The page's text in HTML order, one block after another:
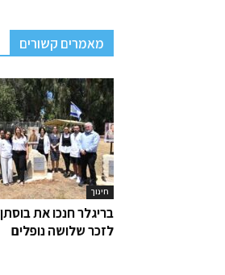
מאמרים קשורים
חינוך
בריגלר חנכו את
לזכר שלושה נופלים